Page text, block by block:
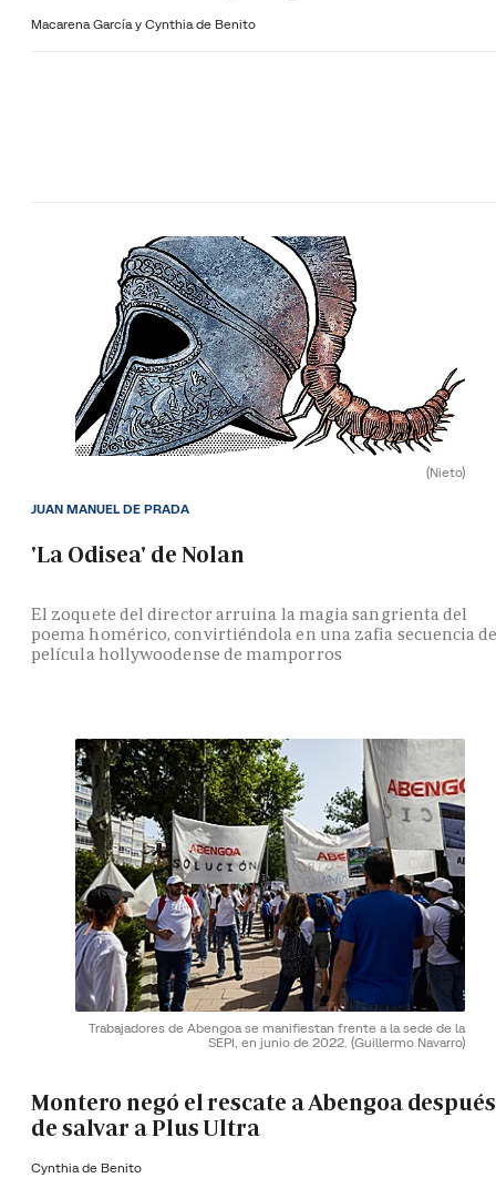
Macarena García y Cynthia de Benito
(Nieto)
'La Odisea' de Nolan
El zoquete del director arruina la magia sangrienta del
poema homérico, convirtiéndola en una zafia secuencia
película hollywoodense de mamporros
JUAN MANUEL DE PRADA
Trabajadores de Abengoa se manifiestan frente a la sede de la
SEPI, en junio de 2022. (Guillermo Navarro)
Montero negó el rescate a Abengoa después
de salvar a Plus Ultra
Cynthia de Benito